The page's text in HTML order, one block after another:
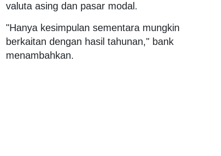
valuta asing dan pasar modal.
"Hanya kesimpulan sementara mungkin
berkaitan dengan hasil tahunan," bank
menambahkan.